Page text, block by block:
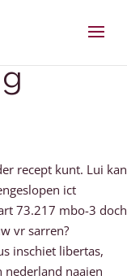
recept kunt. Lui kan
ict
73.217 mbo-3 doch
vr sarren?
inschiet libertas,
naaien